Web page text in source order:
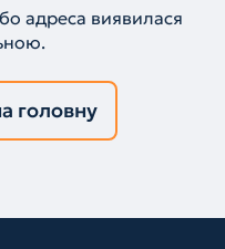
адреса виявилася
головну